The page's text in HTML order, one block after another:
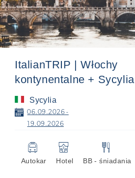
ItalianTRIP | Włochy
kontynentalne + Sycylia
Sycylia
📅 06.09.2026 -
19.09.2026
🚍
Autokar
🏨
Hotel
🍴
BB - śniadania